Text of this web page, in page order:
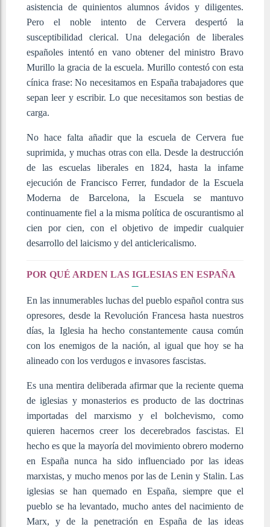
asistencia de quinientos alumnos ávidos y diligentes.
Pero el noble intento de Cervera despertó la
susceptibilidad clerical. Una delegación de liberales
españoles intentó en vano obtener del ministro Bravo
Murillo la gracia de la escuela. Murillo contestó con esta
cínica frase: No necesitamos en España trabajadores que
sepan leer y escribir. Lo que necesitamos son bestias de
carga.
No hace falta añadir que la escuela de Cervera fue
suprimida, y muchas otras con ella. Desde la destrucción
de las escuelas liberales en 1824, hasta la infame
ejecución de Francisco Ferrer, fundador de la Escuela
Moderna de Barcelona, la Escuela se mantuvo
continuamente fiel a la misma política de oscurantismo al
cien por cien, con el objetivo de impedir cualquier
desarrollo del laicismo y del anticlericalismo.
POR QUÉ ARDEN LAS IGLESIAS EN ESPAÑA
En las innumerables luchas del pueblo español contra sus
opresores, desde la Revolución Francesa hasta nuestros
días, la Iglesia ha hecho constantemente causa común
con los enemigos de la nación, al igual que hoy se ha
alineado con los verdugos e invasores fascistas.
Es una mentira deliberada afirmar que la reciente quema
de iglesias y monasterios es producto de las doctrinas
importadas del marxismo y el bolchevismo, como
quieren hacernos creer los decerebrados fascistas. El
hecho es que la mayoría del movimiento obrero moderno
en España nunca ha sido influenciado por las ideas
marxistas, y mucho menos por las de Lenin y Stalin. Las
iglesias se han quemado en España, siempre que el
pueblo se ha levantado, mucho antes del nacimiento de
Marx, y de la penetración en España de las ideas